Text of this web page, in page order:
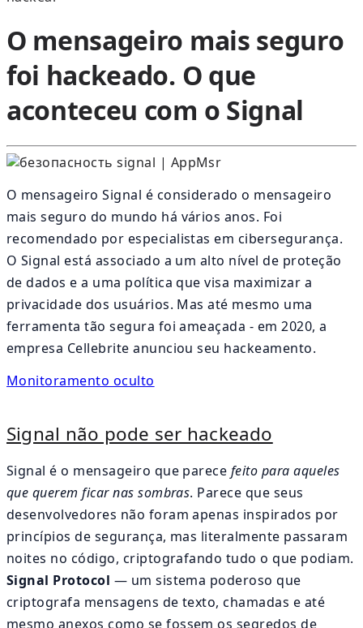
O mensageiro mais seguro
foi hackeado. O que
aconteceu com o Signal
O mensageiro Signal é considerado o mensageiro
mais seguro do mundo há vários anos. Foi
recomendado por especialistas em cibersegurança.
O Signal está associado a um alto nível de proteção
de dados e a uma política que visa maximizar a
privacidade dos usuários. Mas até mesmo uma
ferramenta tão segura foi ameaçada - em 2020, a
empresa Cellebrite anunciou seu hackeamento.
Monitoramento oculto
Signal não pode ser hackeado
Signal é o mensageiro que parece feito para aqueles
que querem ficar nas sombras. Parece que seus
desenvolvedores não foram apenas inspirados por
princípios de segurança, mas literalmente passaram
noites no código, criptografando tudo o que podiam.
Signal Protocol — um sistema poderoso que
criptografa mensagens de texto, chamadas e até
mesmo anexos como se fossem os segredos de